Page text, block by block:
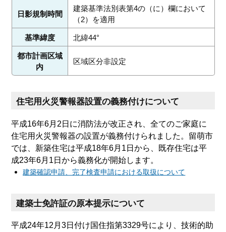
日影規制時間
建築基準法別表第4の（に）欄において
（2）を適用
基準緯度 北緯44°
都市計画区域
内
区域区分非設定
住宅用火災警報器設置の義務付けについて
平成16年6月2日に消防法が改正され、全てのご家庭に
住宅用火災警報器の設置が義務付けられました。留萌市
では、新築住宅は平成18年6月1日から、既存住宅は平
成23年6月1日から義務化が開始します。
建築確認申請、完了検査申請における取扱について
建築士免許証の原本提示について
平成24年12月3日付け国住指第3329号により、技術的助